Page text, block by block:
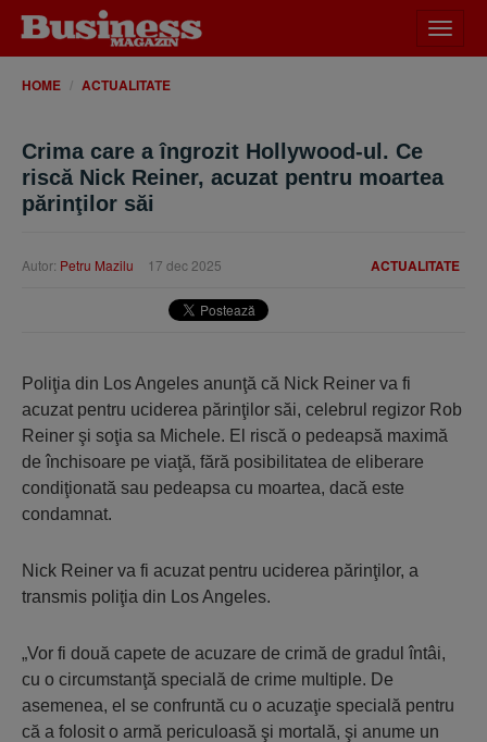
meniu
HOME ACTUALITATE
Crima care a îngrozit Hollywood-ul. Ce
riscă Nick Reiner, acuzat pentru moartea
părinţilor săi
ACTUALITATE
Autor: Petru Mazilu 17 dec 2025
Poliţia din Los Angeles anunţă că Nick Reiner va fi
acuzat pentru uciderea părinţilor săi, celebrul regizor Rob
Reiner şi soţia sa Michele. El riscă o pedeapsă maximă
de închisoare pe viaţă, fără posibilitatea de eliberare
condiţionată sau pedeapsa cu moartea, dacă este
condamnat.
Nick Reiner va fi acuzat pentru uciderea părinţilor, a
transmis poliţia din Los Angeles.
„Vor fi două capete de acuzare de crimă de gradul întâi,
cu o circumstanţă specială de crime multiple. De
asemenea, el se confruntă cu o acuzaţie specială pentru
că a folosit o armă periculoasă şi mortală, şi anume un